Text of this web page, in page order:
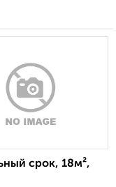
срок, 18м²,